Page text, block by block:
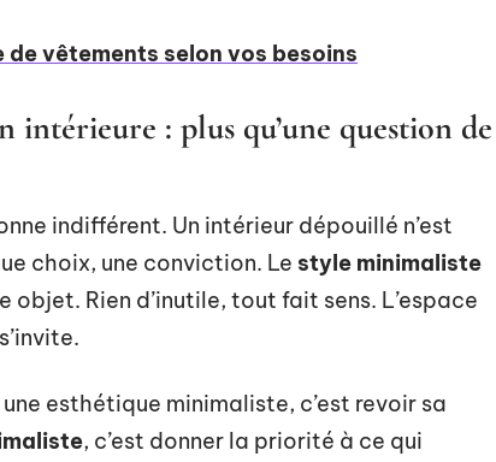
vêtements selon vos besoins
: plus qu’une question de
indifférent. Un intérieur dépouillé n’est
choix, une conviction. Le style minimaliste
Rien d’inutile, tout fait sens. L’espace
esthétique minimaliste, c’est revoir sa
, c’est donner la priorité à ce qui